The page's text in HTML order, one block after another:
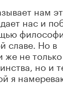
нам
нас и
славе. Но в
же не
но и
я